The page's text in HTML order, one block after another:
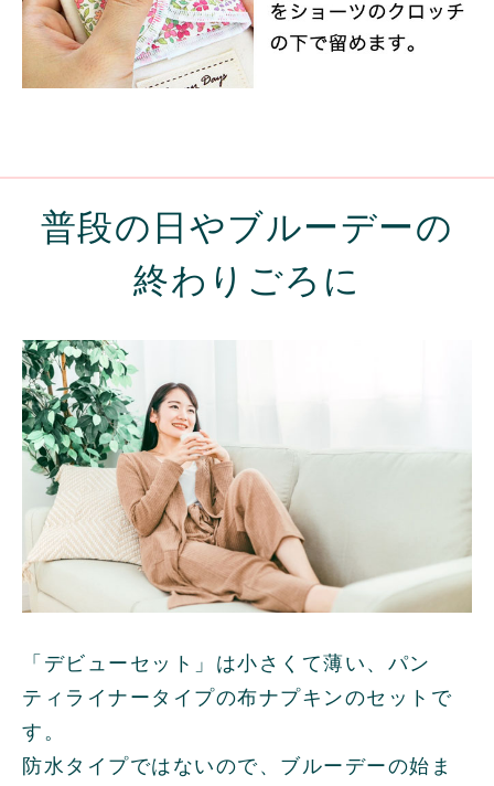
普段の日やブルーデーの
終わりごろに
「デビューセット」は小さくて薄い、パン
ティライナータイプの布ナプキンのセットで
す。
防水タイプではないので、ブルーデーの始ま